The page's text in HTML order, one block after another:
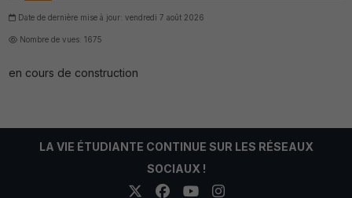
Date de dernière mise à jour: vendredi 7 août 2026
Nombre de vues: 1675
en cours de construction
LA VIE ÉTUDIANTE CONTINUE SUR LES RÉSEAUX
SOCIAUX !